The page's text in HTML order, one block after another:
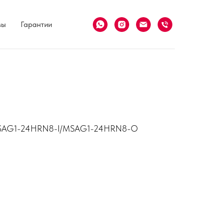
Гарантии
24HRN8-I/MSAG1-24HRN8-O